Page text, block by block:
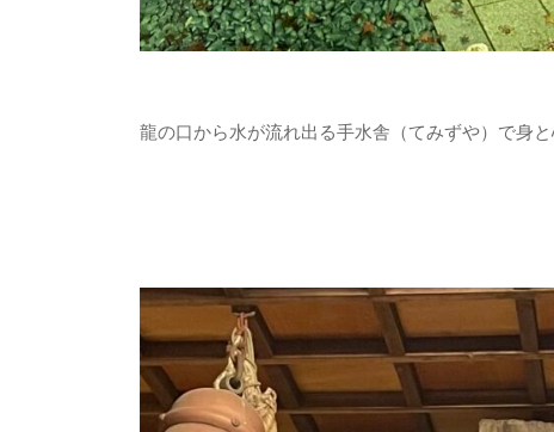
龍の口から水が流れ出る手水舎（てみずや）で身